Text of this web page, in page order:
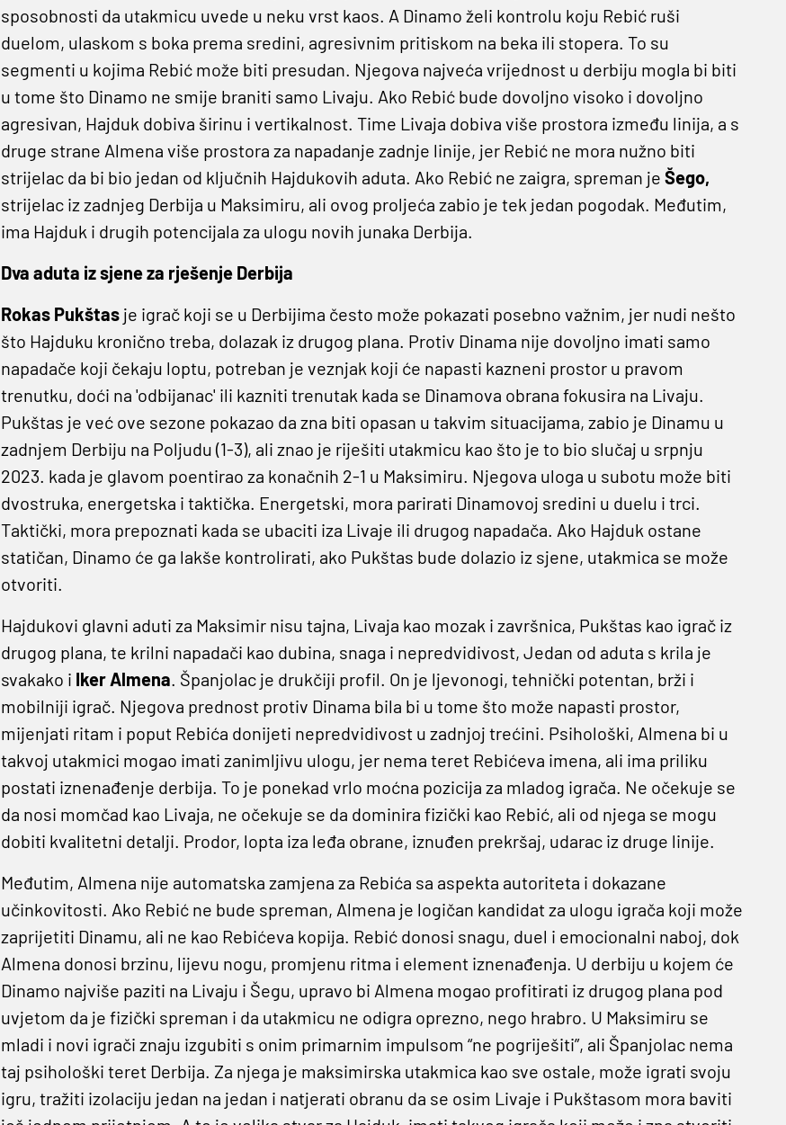
sposobnosti da utakmicu uvede u neku vrst kaos. A Dinamo želi kontrolu koju Rebić ruši
duelom, ulaskom s boka prema sredini, agresivnim pritiskom na beka ili stopera. To su
segmenti u kojima Rebić može biti presudan. Njegova najveća vrijednost u derbiju mogla bi biti
u tome što Dinamo ne smije braniti samo Livaju. Ako Rebić bude dovoljno visoko i dovoljno
agresivan, Hajduk dobiva širinu i vertikalnost. Time Livaja dobiva više prostora između linija, a s
druge strane Almena više prostora za napadanje zadnje linije, jer Rebić ne mora nužno biti
strijelac da bi bio jedan od ključnih Hajdukovih aduta. Ako Rebić ne zaigra, spreman je Šego,
strijelac iz zadnjeg Derbija u Maksimiru, ali ovog proljeća zabio je tek jedan pogodak. Međutim,
ima Hajduk i drugih potencijala za ulogu novih junaka Derbija.
Dva aduta iz sjene za rješenje Derbija
Rokas Pukštas je igrač koji se u Derbijima često može pokazati posebno važnim, jer nudi nešto
što Hajduku kronično treba, dolazak iz drugog plana. Protiv Dinama nije dovoljno imati samo
napadače koji čekaju loptu, potreban je veznjak koji će napasti kazneni prostor u pravom
trenutku, doći na 'odbijanac' ili kazniti trenutak kada se Dinamova obrana fokusira na Livaju.
Pukštas je već ove sezone pokazao da zna biti opasan u takvim situacijama, zabio je Dinamu u
zadnjem Derbiju na Poljudu (1-3), ali znao je riješiti utakmicu kao što je to bio slučaj u srpnju
2023. kada je glavom poentirao za konačnih 2-1 u Maksimiru. Njegova uloga u subotu može biti
dvostruka, energetska i taktička. Energetski, mora parirati Dinamovoj sredini u duelu i trci.
Taktički, mora prepoznati kada se ubaciti iza Livaje ili drugog napadača. Ako Hajduk ostane
statičan, Dinamo će ga lakše kontrolirati, ako Pukštas bude dolazio iz sjene, utakmica se može
otvoriti.
Hajdukovi glavni aduti za Maksimir nisu tajna, Livaja kao mozak i završnica, Pukštas kao igrač iz
drugog plana, te krilni napadači kao dubina, snaga i nepredvidivost, Jedan od aduta s krila je
svakako i Iker Almena. Španjolac je drukčiji profil. On je ljevonogi, tehnički potentan, brži i
mobilniji igrač. Njegova prednost protiv Dinama bila bi u tome što može napasti prostor,
mijenjati ritam i poput Rebića donijeti nepredvidivost u zadnjoj trećini. Psihološki, Almena bi u
takvoj utakmici mogao imati zanimljivu ulogu, jer nema teret Rebićeva imena, ali ima priliku
postati iznenađenje derbija. To je ponekad vrlo moćna pozicija za mladog igrača. Ne očekuje se
da nosi momčad kao Livaja, ne očekuje se da dominira fizički kao Rebić, ali od njega se mogu
dobiti kvalitetni detalji. Prodor, lopta iza leđa obrane, iznuđen prekršaj, udarac iz druge linije.
Međutim, Almena nije automatska zamjena za Rebića sa aspekta autoriteta i dokazane
učinkovitosti. Ako Rebić ne bude spreman, Almena je logičan kandidat za ulogu igrača koji može
zaprijetiti Dinamu, ali ne kao Rebićeva kopija. Rebić donosi snagu, duel i emocionalni naboj, dok
Almena donosi brzinu, lijevu nogu, promjenu ritma i element iznenađenja. U derbiju u kojem će
Dinamo najviše paziti na Livaju i Šegu, upravo bi Almena mogao profitirati iz drugog plana pod
uvjetom da je fizički spreman i da utakmicu ne odigra oprezno, nego hrabro. U Maksimiru se
mladi i novi igrači znaju izgubiti s onim primarnim impulsom “ne pogriješiti”, ali Španjolac nema
taj psihološki teret Derbija. Za njega je maksimirska utakmica kao sve ostale, može igrati svoju
igru, tražiti izolaciju jedan na jedan i natjerati obranu da se osim Livaje i Pukštasom mora baviti